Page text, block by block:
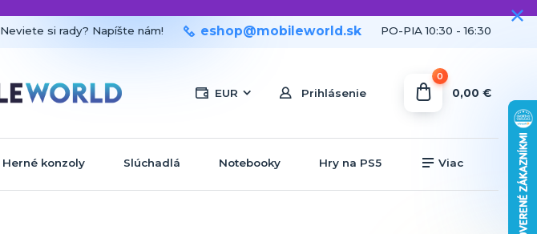
EUR Prihlásenie
Neviete si rady? Napíšte nám! eshop@mobileworld.sk PO-PIA 10:30 - 16:30
0
0,00 €
Herné konzoly Slúchadlá Notebooky Hry na PS5 Viac